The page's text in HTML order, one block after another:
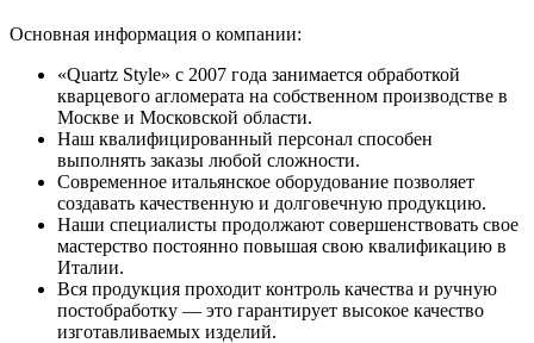
Основная информация о компании:
«Quartz Style» с 2007 года занимается обработкой
кварцевого агломерата на собственном производстве в
Москве и Московской области.
Наш квалифицированный персонал способен
выполнять заказы любой сложности.
Современное итальянское оборудование позволяет
создавать качественную и долговечную продукцию.
Наши специалисты продолжают совершенствовать свое
мастерство постоянно повышая свою квалификацию в
Италии.
Вся продукция проходит контроль качества и ручную
постобработку — это гарантирует высокое качество
изготавливаемых изделий.